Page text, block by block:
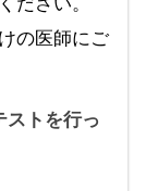
の医師にご
トを行っ